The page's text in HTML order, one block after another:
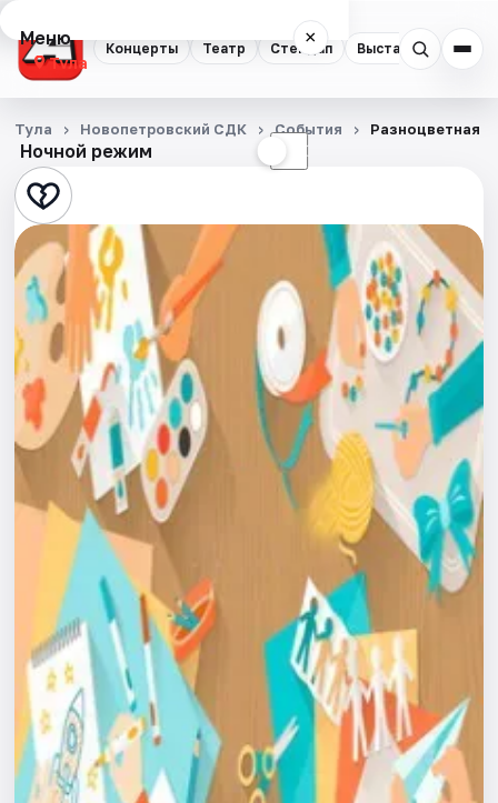
Концерты Театр Стендап Выставки
Меню ×
Тула
Концерты
Театр
Стендап
Выставки
Квесты
Экскурсии
Спорт
События
Города
Площадки
Артисты
Рейтинги
Ночной режим ☾
Тула Новопетровский СДК События Разноцветная